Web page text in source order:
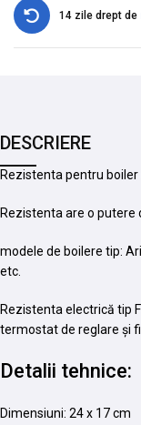
14 zile drept de
DESCRIERE
Rezistenta pentru
Rezistenta are o putere
modele de boilere tip:
etc.
Rezistenta electrică tip
termostat de reglare și
Detalii tehnice:
Dimensiuni: 24 x 17 cm